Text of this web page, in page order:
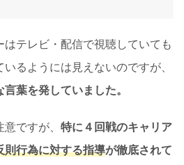
テレビ・配信で視聴していても
るようには見えないのですが、
葉を発していました。
ですが、 特に４回戦のキャリア
則行為に対する指導が徹底されて